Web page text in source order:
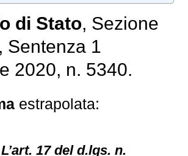
di Stato, Sezione
Sentenza 1
2020, n. 5340.
estrapolata:
L’art. 17 del d.lgs. n.